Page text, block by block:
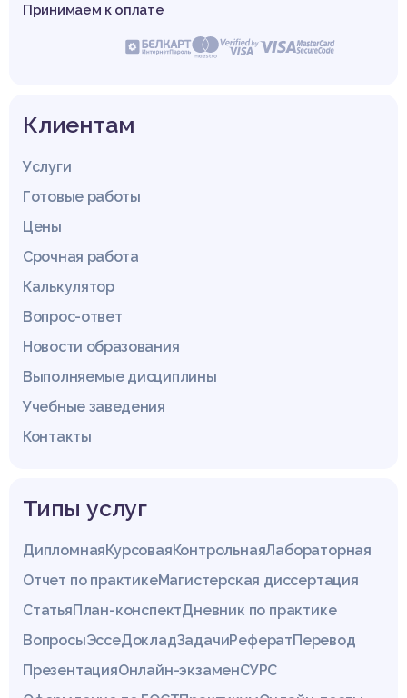
Принимаем к оплате
Клиентам
Услуги
Готовые работы
Цены
Срочная работа
Калькулятор
Вопрос-ответ
Новости образования
Выполняемые дисциплины
Учебные заведения
Контакты
Типы услуг
ДипломнаяКурсоваяКонтрольнаяЛабораторная
Отчет по практикеМагистерская диссертация
СтатьяПлан-конспектДневник по практике
ВопросыЭссеДокладЗадачиРефератПеревод
ПрезентацияОнлайн-экзаменСУРС